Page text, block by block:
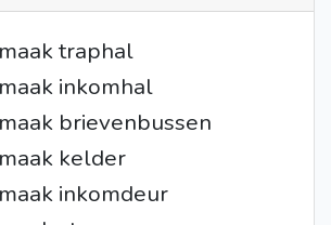
traphal
inkomhal
brievenbussen
kelder
inkomdeur